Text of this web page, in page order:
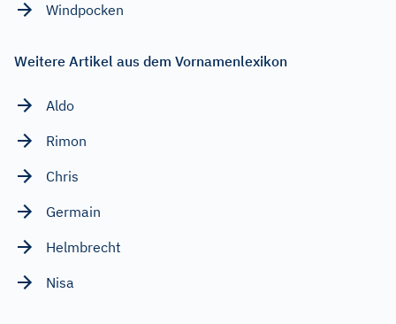
Windpocken
Weitere Artikel aus dem Vornamenlexikon
Aldo
Rimon
Chris
Germain
Helmbrecht
Nisa